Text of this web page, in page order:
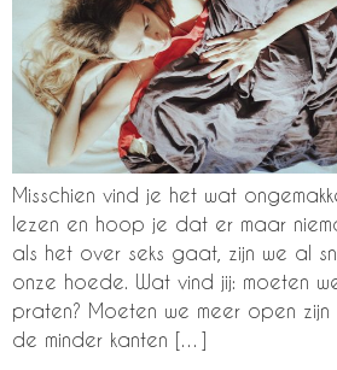
Misschien vind je het wat
lezen en hoop je dat er maar
als het over seks gaat, zijn we al
onze hoede. Wat vind jij: moeten
praten? Moeten we meer open
de minder kanten […]